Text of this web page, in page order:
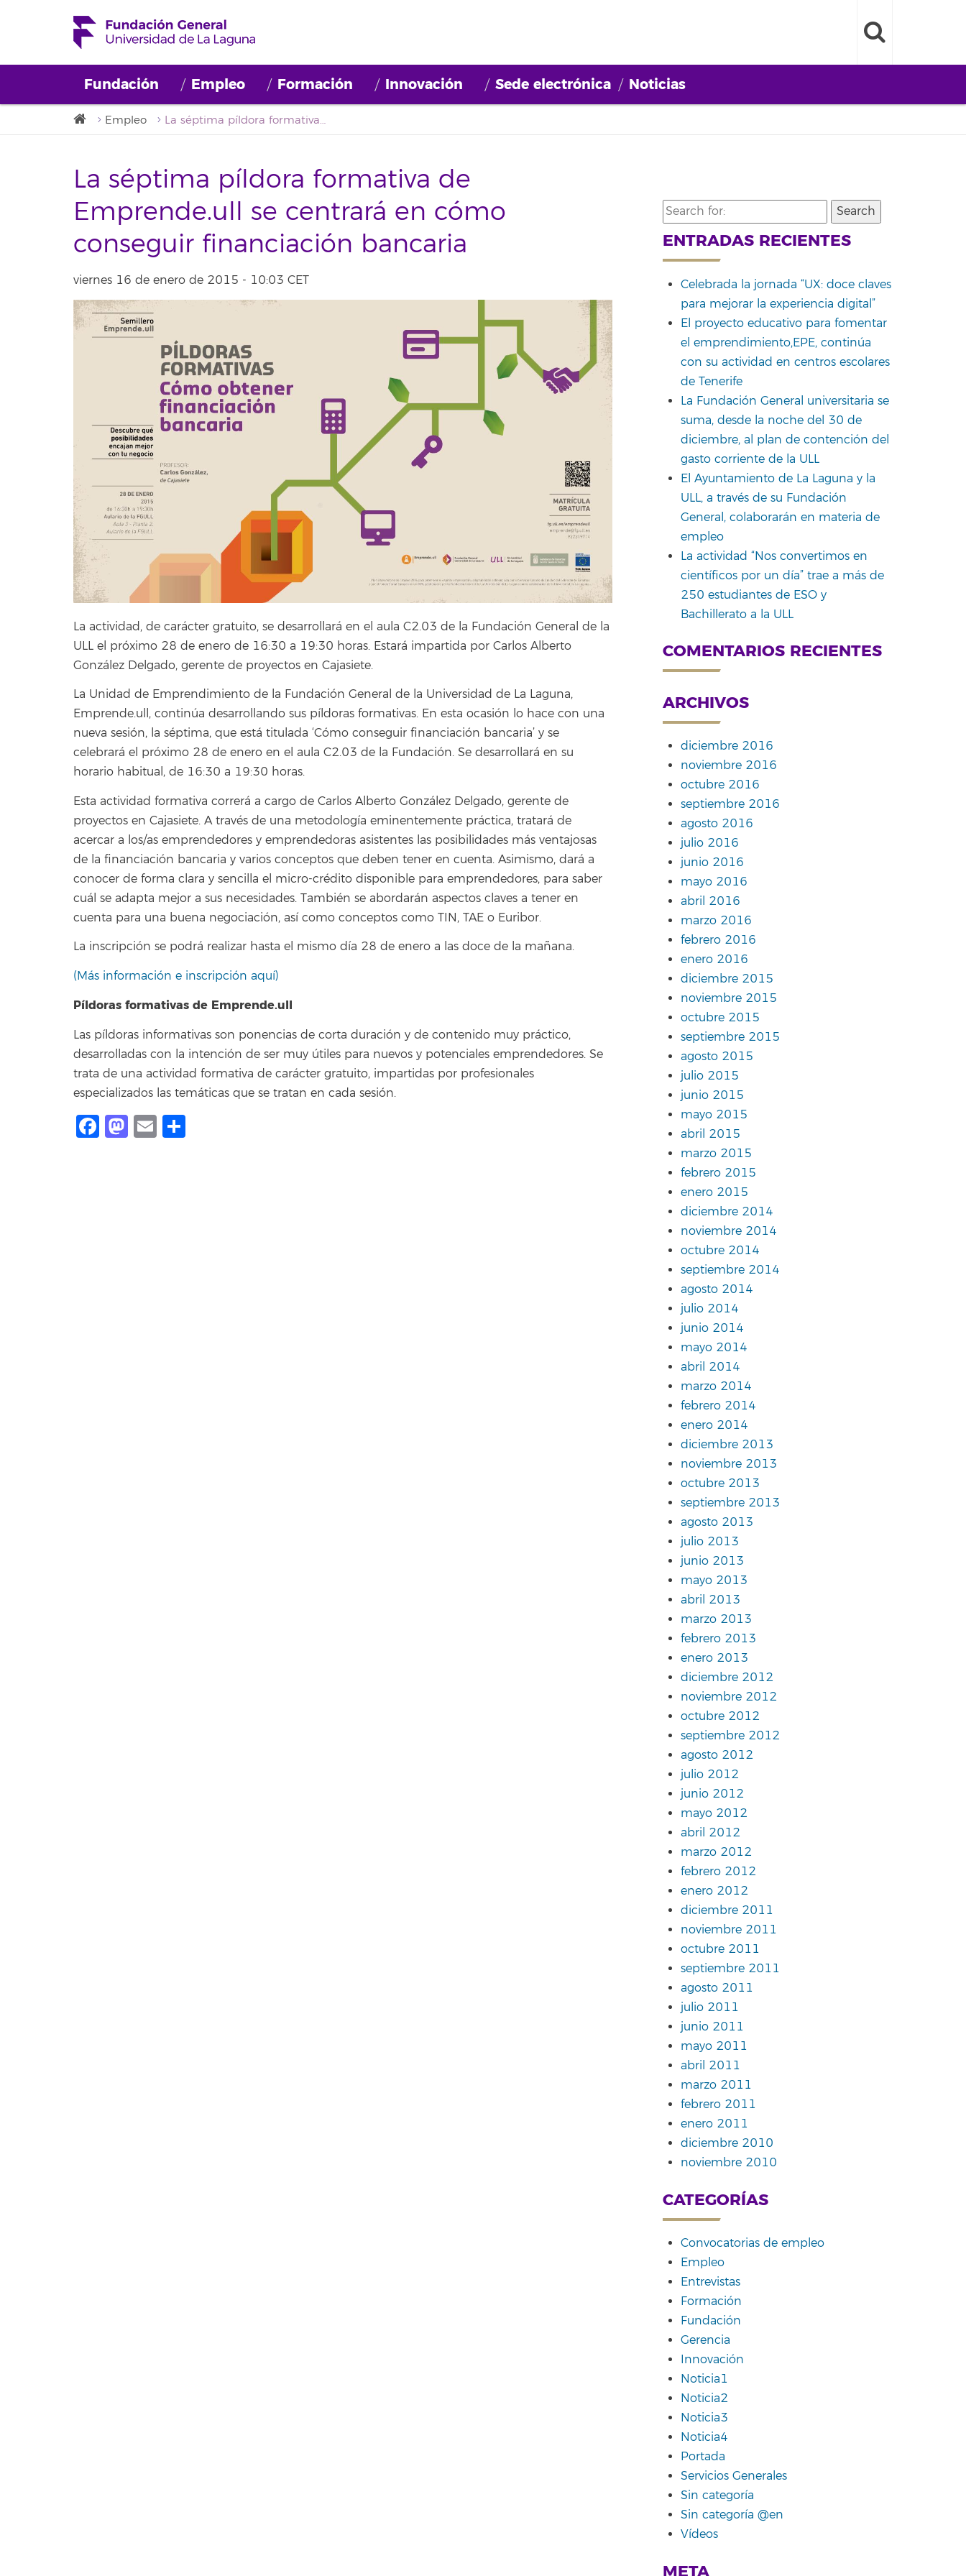
Fundación Empleo Formación Innovación Sede electrónica Noticias
Empleo La séptima píldora formativa de Emprende.ull se centrará en cómo conseguir financiación bancaria
La séptima píldora formativa de
Emprende.ull se centrará en cómo
conseguir financiación bancaria
viernes 16 de enero de 2015 - 10:03 CET
La actividad, de carácter gratuito, se desarrollará en el aula C2.03 de la Fundación General de la
ULL el próximo 28 de enero de 16:30 a 19:30 horas. Estará impartida por Carlos Alberto
González Delgado, gerente de proyectos en Cajasiete.
La Unidad de Emprendimiento de la Fundación General de la Universidad de La Laguna,
Emprende.ull, continúa desarrollando sus píldoras formativas. En esta ocasión lo hace con una
nueva sesión, la séptima, que está titulada ‘Cómo conseguir financiación bancaria’ y se
celebrará el próximo 28 de enero en el aula C2.03 de la Fundación. Se desarrollará en su
horario habitual, de 16:30 a 19:30 horas.
Esta actividad formativa correrá a cargo de Carlos Alberto González Delgado, gerente de
proyectos en Cajasiete. A través de una metodología eminentemente práctica, tratará de
acercar a los/as emprendedores y emprendedoras asistentes las posibilidades más ventajosas
de la financiación bancaria y varios conceptos que deben tener en cuenta. Asimismo, dará a
conocer de forma clara y sencilla el micro-crédito disponible para emprendedores, para saber
cuál se adapta mejor a sus necesidades. También se abordarán aspectos claves a tener en
cuenta para una buena negociación, así como conceptos como TIN, TAE o Euribor.
La inscripción se podrá realizar hasta el mismo día 28 de enero a las doce de la mañana.
(Más información e inscripción aquí)
Píldoras formativas de Emprende.ull
Las píldoras informativas son ponencias de corta duración y de contenido muy práctico,
desarrolladas con la intención de ser muy útiles para nuevos y potenciales emprendedores. Se
trata de una actividad formativa de carácter gratuito, impartidas por profesionales
especializados las temáticas que se tratan en cada sesión.
Facebook
Mastodon
Email
Search
for:
ENTRADAS RECIENTES
Celebrada la jornada “UX: doce claves
para mejorar la experiencia digital”
El proyecto educativo para fomentar
el emprendimiento,EPE, continúa
con su actividad en centros escolares
de Tenerife
La Fundación General universitaria se
suma, desde la noche del 30 de
diciembre, al plan de contención del
gasto corriente de la ULL
El Ayuntamiento de La Laguna y la
ULL, a través de su Fundación
General, colaborarán en materia de
empleo
La actividad “Nos convertimos en
científicos por un día” trae a más de
250 estudiantes de ESO y
Bachillerato a la ULL
COMENTARIOS RECIENTES
ARCHIVOS
diciembre 2016
noviembre 2016
octubre 2016
septiembre 2016
agosto 2016
julio 2016
junio 2016
mayo 2016
abril 2016
marzo 2016
febrero 2016
enero 2016
diciembre 2015
noviembre 2015
octubre 2015
septiembre 2015
agosto 2015
julio 2015
junio 2015
mayo 2015
abril 2015
marzo 2015
febrero 2015
enero 2015
diciembre 2014
noviembre 2014
octubre 2014
septiembre 2014
agosto 2014
julio 2014
junio 2014
mayo 2014
abril 2014
marzo 2014
febrero 2014
enero 2014
diciembre 2013
noviembre 2013
octubre 2013
septiembre 2013
agosto 2013
julio 2013
junio 2013
mayo 2013
abril 2013
marzo 2013
febrero 2013
enero 2013
diciembre 2012
noviembre 2012
octubre 2012
septiembre 2012
agosto 2012
julio 2012
junio 2012
mayo 2012
abril 2012
marzo 2012
febrero 2012
enero 2012
diciembre 2011
noviembre 2011
octubre 2011
septiembre 2011
agosto 2011
julio 2011
junio 2011
mayo 2011
abril 2011
marzo 2011
febrero 2011
enero 2011
diciembre 2010
noviembre 2010
CATEGORÍAS
Convocatorias de empleo
Empleo
Entrevistas
Formación
Fundación
Gerencia
Innovación
Noticia1
Noticia2
Noticia3
Noticia4
Portada
Servicios Generales
Sin categoría
Sin categoría @en
Vídeos
META